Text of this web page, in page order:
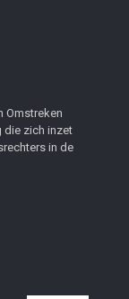
Omstreken
die zich inzet
in de